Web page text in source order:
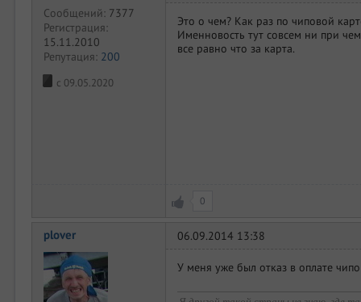
Сообщений: 7377
Регистрация:
15.11.2010
Репутация: 200
с 09.05.2020
Это о чем? Как раз по чиповой
Именновость тут совсем ни при
все равно что за карта.
0
plover 06.09.2014 13:38
У меня уже был отказ в оплате